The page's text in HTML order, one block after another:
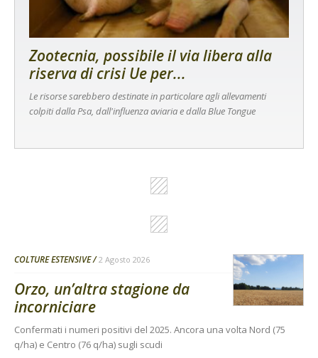
Zootecnia, possibile il via libera alla
riserva di crisi Ue per...
Le risorse sarebbero destinate in particolare agli allevamenti
colpiti dalla Psa, dall'influenza aviaria e dalla Blue Tongue
COLTURE ESTENSIVE 2 Agosto 2026
Orzo, un’altra stagione da
incorniciare
Confermati i numeri positivi del 2025. Ancora una volta Nord (75
q/ha) e Centro (76 q/ha) sugli scudi